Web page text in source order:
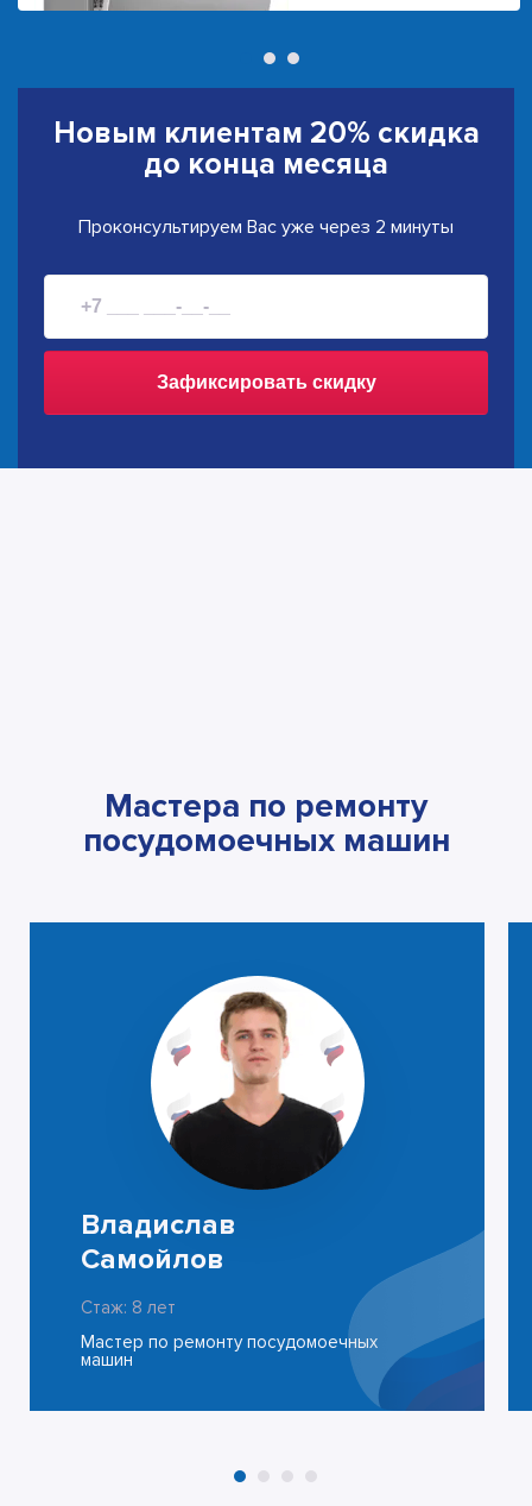
Новым клиентам 20% скидка
до конца месяца
Проконсультируем Вас уже через 2 минуты
Зафиксировать скидку
Мастера по ремонту
посудомоечных машин
Владислав
Самойлов
Стаж: 8 лет
Мастер по ремонту посудомоечных
машин